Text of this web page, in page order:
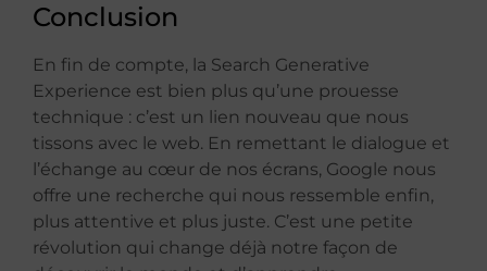
Conclusion
En fin de compte, la Search Generative
Experience est bien plus qu’une prouesse
technique : c’est un lien nouveau que nous
tissons avec le web. En remettant le dialogue et
l’échange au cœur de nos écrans, Google nous
offre une recherche qui nous ressemble enfin,
plus attentive et plus juste. C’est une petite
révolution qui change déjà notre façon de